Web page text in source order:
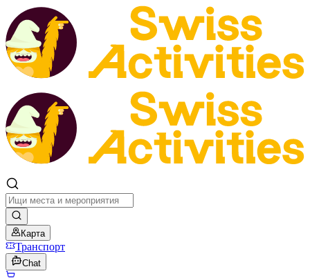
Карта
Транспорт
Chat